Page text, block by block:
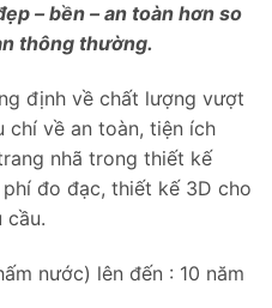
– bền – an toàn hơn so
thông thường.
định về chất lượng vượt
về an toàn, tiện ích
nhã trong thiết kế
đo đạc, thiết kế 3D cho
cầu.
nước) lên đến : 10 năm